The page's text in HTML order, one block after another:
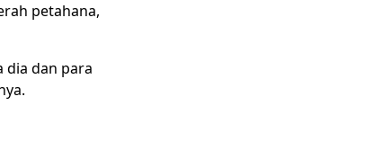
petahana,
dia dan para